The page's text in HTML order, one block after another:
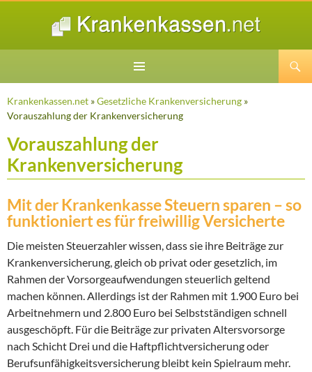
SPRINGEN
Krankenkassen.net »Gesetzliche Krankenversicherung »
Vorauszahlung der Krankenversicherung
Vorauszahlung der
Krankenversicherung
Mit der Krankenkasse Steuern sparen – so
funktioniert es für freiwillig Versicherte
Die meisten Steuerzahler wissen, dass sie ihre Beiträge zur
Krankenversicherung, gleich ob privat oder gesetzlich, im
Rahmen der Vorsorgeaufwendungen steuerlich geltend
machen können. Allerdings ist der Rahmen mit 1.900 Euro bei
Arbeitnehmern und 2.800 Euro bei Selbstständigen schnell
ausgeschöpft. Für die Beiträge zur privaten Altersvorsorge
nach Schicht Drei und die Haftpflichtversicherung oder
Berufsunfähigkeitsversicherung bleibt kein Spielraum mehr.